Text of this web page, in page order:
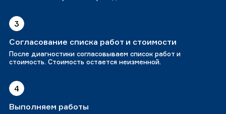
3
Согласование списка работ и стоимости
После диагностики согласовываем список работ и
стоимость. Стоимость остается неизменной.
4
Выполняем работы